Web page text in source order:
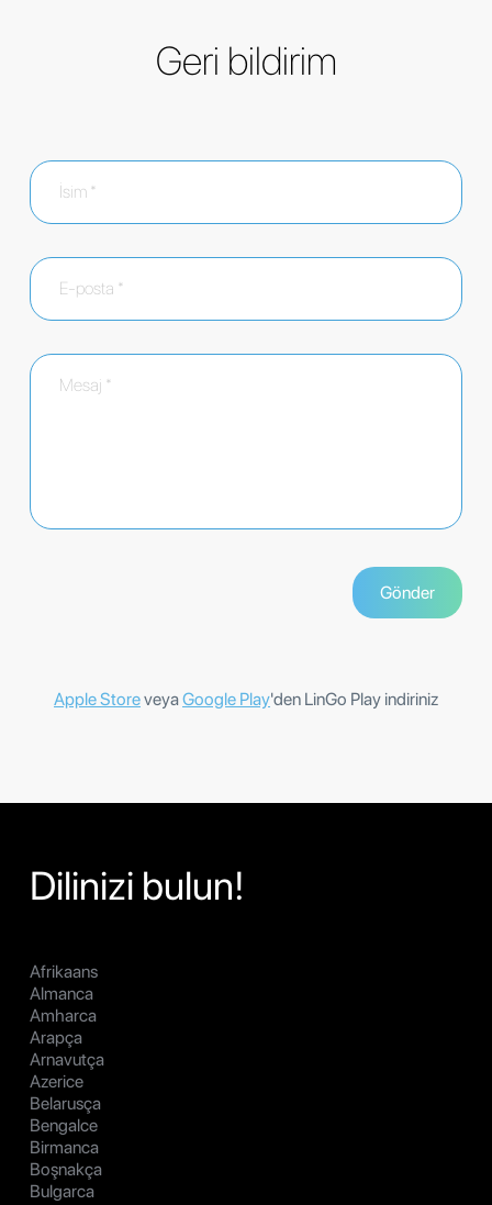
Geri bildirim
Apple StoreveyaGoogle Play'den LinGo Play indiriniz
Dilinizi bulun!
Afrikaans
Almanca
Amharca
Arapça
Arnavutça
Azerice
Belarusça
Bengalce
Birmanca
Boşnakça
Bulgarca